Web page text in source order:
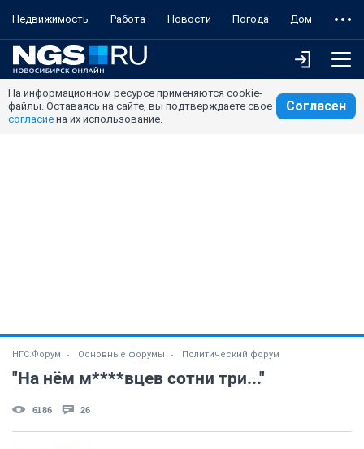
Недвижимость Работа Новости Погода Дом
На информационном ресурсе применяются cookie-
файлы. Оставаясь на сайте, вы подтверждаете свое
согласие на их использование.
Согласен
НГС.Форум Основные форумы Политический форум
"На нём м****вцев сотни три..."
6186 26